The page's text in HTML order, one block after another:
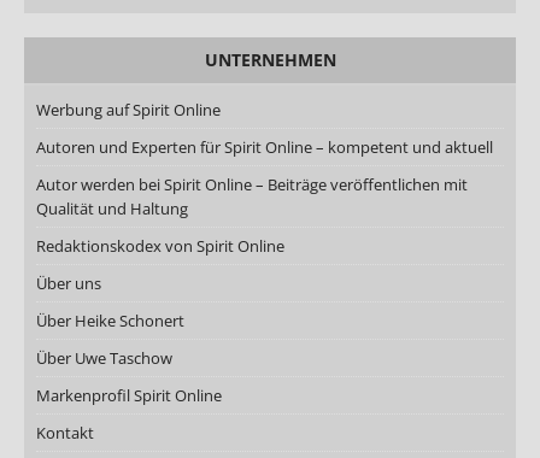
UNTERNEHMEN
Werbung auf Spirit Online
Autoren und Experten für Spirit Online – kompetent und aktuell
Autor werden bei Spirit Online – Beiträge veröffentlichen mit
Qualität und Haltung
Redaktionskodex von Spirit Online
Über uns
Über Heike Schonert
Über Uwe Taschow
Markenprofil Spirit Online
Kontakt